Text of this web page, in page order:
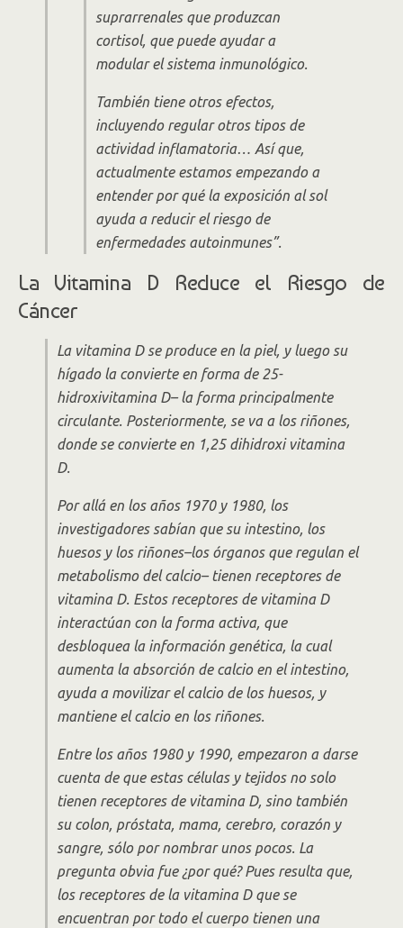
suprarrenales que produzcan
cortisol, que puede ayudar a
modular el sistema inmunológico.
También tiene otros efectos,
incluyendo regular otros tipos de
actividad inflamatoria… Así que,
actualmente estamos empezando a
entender por qué la exposición al sol
ayuda a reducir el riesgo de
enfermedades autoinmunes”.
La Vitamina D Reduce el Riesgo de
Cáncer
La vitamina D se produce en la piel, y luego su
hígado la convierte en forma de 25-
hidroxivitamina D– la forma principalmente
circulante. Posteriormente, se va a los riñones,
donde se convierte en 1,25 dihidroxi vitamina
D.
Por allá en los años 1970 y 1980, los
investigadores sabían que su intestino, los
huesos y los riñones–los órganos que regulan el
metabolismo del calcio– tienen receptores de
vitamina D. Estos receptores de vitamina D
interactúan con la forma activa, que
desbloquea la información genética, la cual
aumenta la absorción de calcio en el intestino,
ayuda a movilizar el calcio de los huesos, y
mantiene el calcio en los riñones.
Entre los años 1980 y 1990, empezaron a darse
cuenta de que estas células y tejidos no solo
tienen receptores de vitamina D, sino también
su colon, próstata, mama, cerebro, corazón y
sangre, sólo por nombrar unos pocos. La
pregunta obvia fue ¿por qué? Pues resulta que,
los receptores de la vitamina D que se
encuentran por todo el cuerpo tienen una